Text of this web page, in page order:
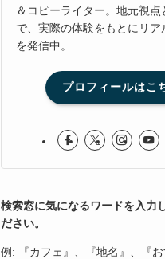
＆コピーライター。地元視点
で、実際の体験をもとにリア
を発信中。
プロフィールはこ
検索窓に気になるワードを入力
ださい。
例: 『カフェ』、『地名』、『お